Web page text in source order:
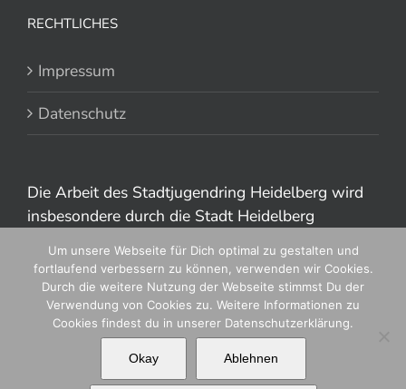
RECHTLICHES
Impressum
Datenschutz
Die Arbeit des Stadtjugendring Heidelberg wird
insbesondere durch die Stadt Heidelberg
Um unsere Webseite für Dich optimal zu gestalten und
fortlaufend verbessern zu können, verwenden wir Cookies.
Durch die weitere Nutzung der Webseite stimmst Du der
Verwendung von Cookies zu. Weitere Informationen zu
Cookies findest du in unserer Datenschutzerklärung.
Okay Ablehnen